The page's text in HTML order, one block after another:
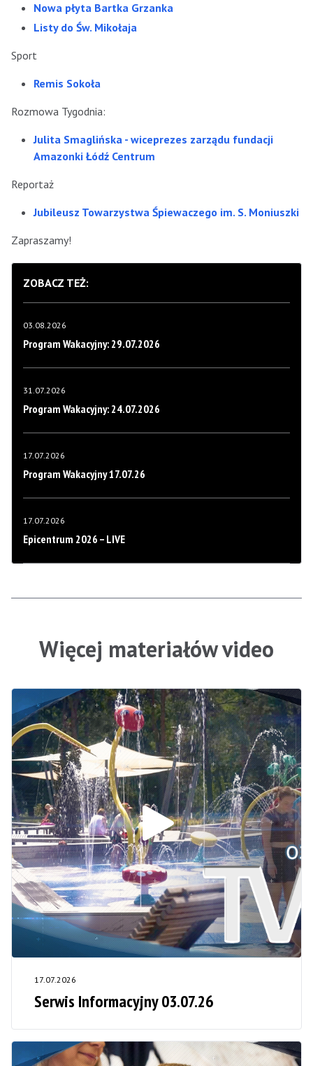
Nowa płyta Bartka Grzanka
Listy do Św. Mikołaja
Sport
Remis Sokoła
Rozmowa Tygodnia:
Julita Smaglińska - wiceprezes zarządu fundacji
Amazonki Łódź Centrum
Reportaż
Jubileusz Towarzystwa Śpiewaczego im. S. Moniuszki
Zapraszamy!
ZOBACZ TEŻ:
03.08.2026
Program Wakacyjny: 29.07.2026
31.07.2026
Program Wakacyjny: 24.07.2026
17.07.2026
Program Wakacyjny 17.07.26
17.07.2026
Epicentrum 2026 – LIVE
Więcej materiałów video
17.07.2026
Serwis Informacyjny 03.07.26